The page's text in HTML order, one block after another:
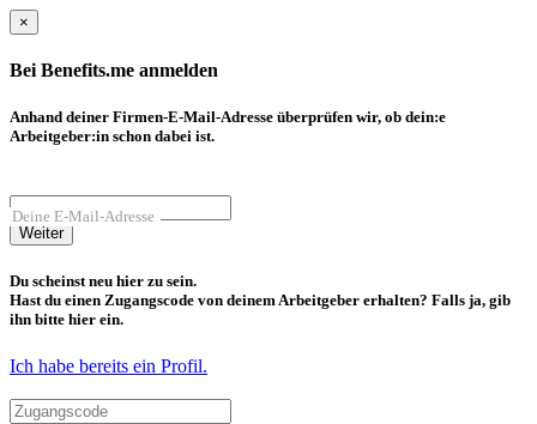
×
Bei Benefits.me anmelden
Anhand deiner Firmen-E-Mail-Adresse überprüfen wir, ob dein:e
Arbeitgeber:in schon dabei ist.
Deine E-Mail-Adresse
Weiter
Du scheinst neu hier zu sein.
Hast du einen Zugangscode von deinem Arbeitgeber erhalten? Falls ja, gib
ihn bitte hier ein.
Ich habe bereits ein Profil.